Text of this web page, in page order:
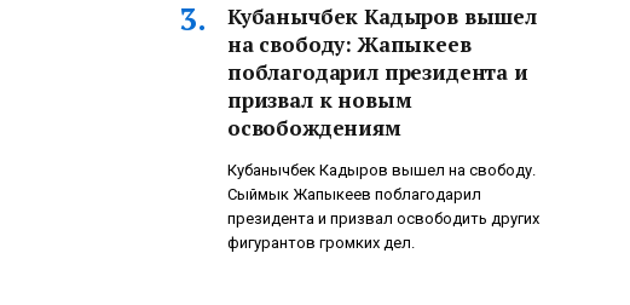
Кубанычбек Кадыров вышел
на свободу: Жапыкеев
поблагодарил президента и
призвал к новым
освобождениям
Кубанычбек Кадыров вышел на свободу.
Сыймык Жапыкеев поблагодарил
президента и призвал освободить других
фигурантов громких дел.